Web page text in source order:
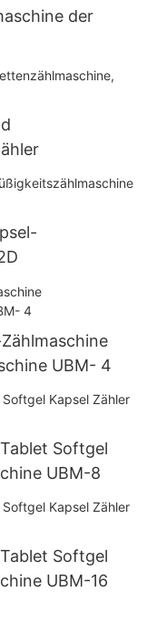
der
UBM- 4
Softgel
UBM-8
Softgel
UBM-16